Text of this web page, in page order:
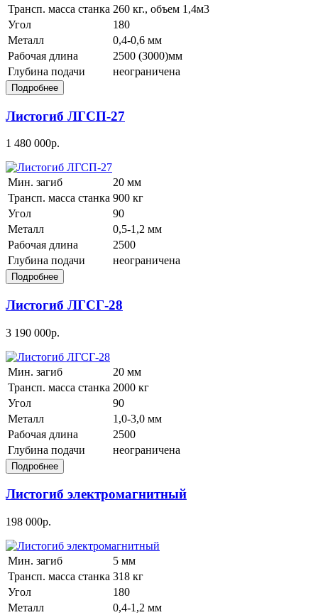
Трансп. масса станка 260 кг., объем 1,4м3
Угол
180
Металл
0,4-0,6 мм
Рабочая длина
2500 (3000)мм
Глубина подачи
неограничена
Листогиб ЛГСП-27
1 480 000р.
Мин. загиб
20 мм
Трансп. масса станка 900 кг
Угол
90
Металл
0,5-1,2 мм
Рабочая длина
2500
Глубина подачи
неограничена
Листогиб ЛГСГ-28
3 190 000р.
Мин. загиб
20 мм
Трансп. масса станка 2000 кг
Угол
90
Металл
1,0-3,0 мм
Рабочая длина
2500
Глубина подачи
неограничена
Листогиб электромагнитный
198 000р.
Мин. загиб
5 мм
Трансп. масса станка 318 кг
Угол
180
Металл
0,4-1,2 мм